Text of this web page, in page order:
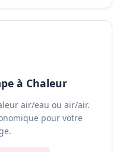
à Chaleur
air/eau ou air/air.
pour votre